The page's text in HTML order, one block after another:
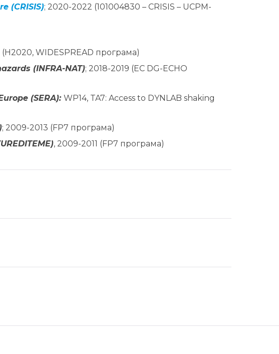
(CRISIS); 2020-2022 (101004830 – CRISIS – UCPM-
(H2020, WIDESPREAD програма)
(INFRA-NAT); 2018-2019 (EC DG-ECHO
(SERA):WP14, TA7: Access to DYNLAB shaking
; 2009-2013 (FP7 програма)
, 2009-2011 (FP7 програма)